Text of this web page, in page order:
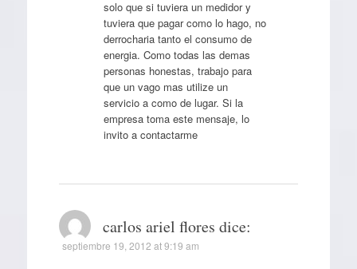
solo que si tuviera un medidor y
tuviera que pagar como lo hago, no
derrocharia tanto el consumo de
energia. Como todas las demas
personas honestas, trabajo para
que un vago mas utilize un
servicio a como de lugar. Si la
empresa toma este mensaje, lo
invito a contactarme
carlos ariel flores dice:
septiembre 19, 2012 at 9:19 am